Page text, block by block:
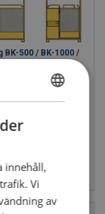
BK-500 / BK-1000 /
Se produkt
TRANSLATION
innehåll,
Vi
av